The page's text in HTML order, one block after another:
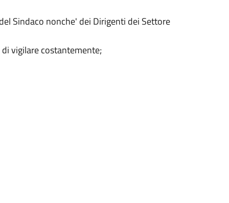
Sindaco nonche' dei Dirigenti dei Settore
vigilare costantemente;